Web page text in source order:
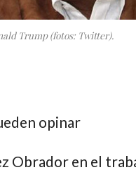
Trump (fotos: Twitter).
opinar
Obrador en el